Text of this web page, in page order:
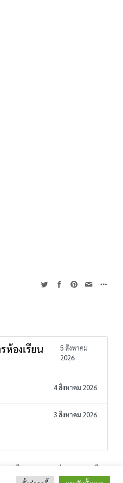
ห้องเรียน
5 สิงหาคม
2026
4 สิงหาคม 2026
3 สิงหาคม 2026
รเรียนการสอนกลุ่มสาระการเรียน
วิทยาศาสตร์ โดยวิธีเฉพาะเจาะจง